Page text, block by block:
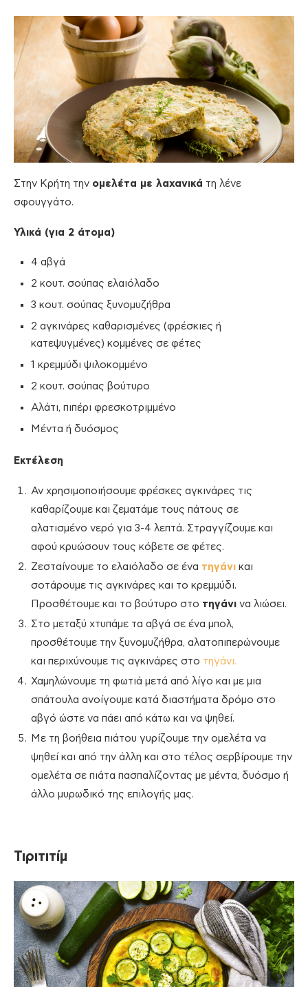
Στην Κρήτη την ομελέτα με λαχανικά τη λένε
σφουγγάτο.
Υλικά (για 2 άτομα)
4 αβγά
2 κουτ. σούπας ελαιόλαδο
3 κουτ. σούπας ξυνομυζήθρα
2 αγκινάρες καθαρισμένες (φρέσκιες ή
κατεψυγμένες) κομμένες σε φέτες
1 κρεμμύδι ψιλοκομμένο
2 κουτ. σούπας βούτυρο
Αλάτι, πιπέρι φρεσκοτριμμένο
Μέντα ή δυόσμος
Εκτέλεση
Αν χρησιμοποιήσουμε φρέσκες αγκινάρες τις
καθαρίζουμε και ζεματάμε τους πάτους σε
αλατισμένο νερό για 3-4 λεπτά. Στραγγίζουμε και
αφού κρυώσουν τους κόβετε σε φέτες.
Ζεσταίνουμε το ελαιόλαδο σε ένα τηγάνι και
σοτάρουμε τις αγκινάρες και το κρεμμύδι.
Προσθέτουμε και το βούτυρο στο τηγάνι να λιώσει.
Στο μεταξύ χτυπάμε τα αβγά σε ένα μπολ,
προσθέτουμε την ξυνομυζήθρα, αλατοπιπερώνουμε
και περιχύνουμε τις αγκινάρες στο τηγάνι.
Χαμηλώνουμε τη φωτιά μετά από λίγο και με μια
σπάτουλα ανοίγουμε κατά διαστήματα δρόμο στο
αβγό ώστε να πάει από κάτω και να ψηθεί.
Με τη βοήθεια πιάτου γυρίζουμε την ομελέτα να
ψηθεί και από την άλλη και στο τέλος σερβίρουμε την
ομελέτα σε πιάτα πασπαλίζοντας με μέντα, δυόσμο ή
άλλο μυρωδικό της επιλογής μας.
Τιριτιτίμ